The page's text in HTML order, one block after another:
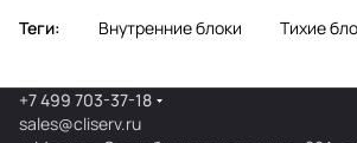
Теги: Внутренние блоки Тихие
+7 499 703-37-18
sales@cliserv.ru